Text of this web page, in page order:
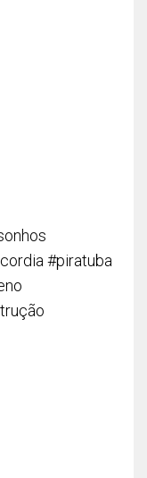
#piratuba